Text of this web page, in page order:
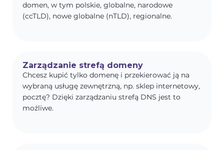
domen, w tym polskie, globalne, narodowe
(ccTLD), nowe globalne (nTLD), regionalne.
Zarządzanie strefą domeny
Chcesz kupić tylko domenę i przekierować ją na
wybraną usługę zewnętrzną, np. sklep internetowy,
pocztę? Dzięki zarządzaniu strefą DNS jest to
możliwe.